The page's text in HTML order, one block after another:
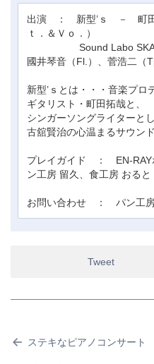
出演 ： 新型’ｓ － 町田
ｔ．＆Ｖｏ．）
Sound Labo SKAY
國井琴音（Fl.）、菅浩二（
新型’ｓとは・・・音楽プ
ギタリスト・町田拓哉と、
シンガーソングライターと
古舘賢治の心温まるサウン
プレイガイド ： EN-RAY
ン工房 留久、食工房 おると
お問い合わせ ： パン工
Tweet
ステキなピアノコンサート